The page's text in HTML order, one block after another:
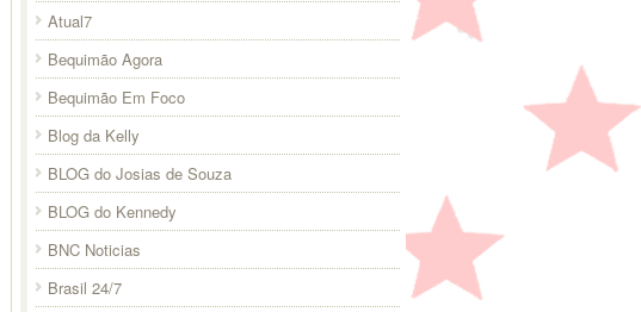
Atual7
Bequimão Agora
Bequimão Em Foco
Blog da Kelly
BLOG do Josias de Souza
BLOG do Kennedy
BNC Noticias
Brasil 24/7